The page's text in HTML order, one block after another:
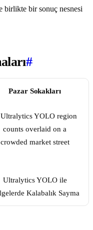
birlikte bir sonuç nesnesi
#
Pazar Sokakları
Ultralytics YOLO ile
Kalabalık Sayma